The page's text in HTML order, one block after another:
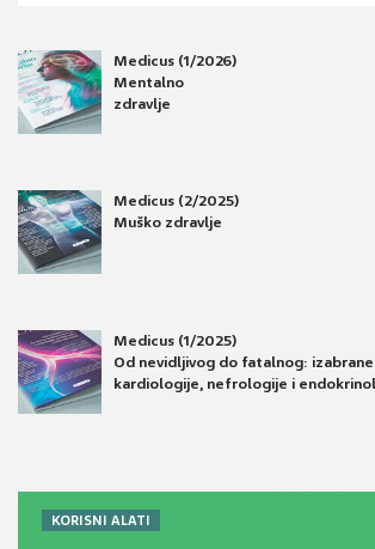
Medicus (1/2026)
Mentalno
zdravlje
Medicus (2/2025)
Muško zdravlje
Medicus (1/2025)
Od nevidljivog do fatalnog:
kardiologije, nefrologije i
KORISNI ALATI